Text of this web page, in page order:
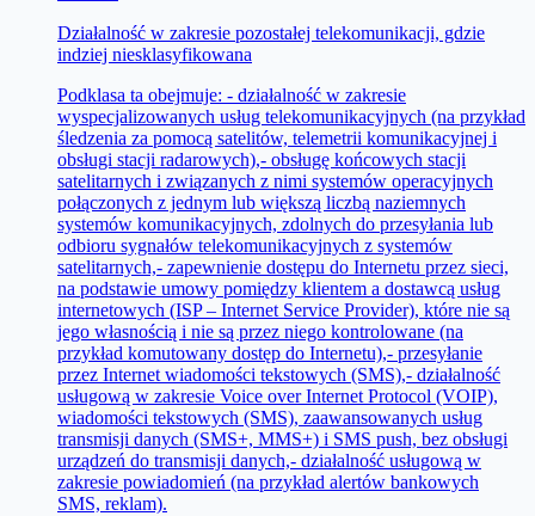
Działalność w zakresie pozostałej telekomunikacji, gdzie
indziej niesklasyfikowana
Podklasa ta obejmuje: - działalność w zakresie
wyspecjalizowanych usług telekomunikacyjnych (na przykład
śledzenia za pomocą satelitów, telemetrii komunikacyjnej i
obsługi stacji radarowych),- obsługę końcowych stacji
satelitarnych i związanych z nimi systemów operacyjnych
połączonych z jednym lub większą liczbą naziemnych
systemów komunikacyjnych, zdolnych do przesyłania lub
odbioru sygnałów telekomunikacyjnych z systemów
satelitarnych,- zapewnienie dostępu do Internetu przez sieci,
na podstawie umowy pomiędzy klientem a dostawcą usług
internetowych (ISP – Internet Service Provider), które nie są
jego własnością i nie są przez niego kontrolowane (na
przykład komutowany dostęp do Internetu),- przesyłanie
przez Internet wiadomości tekstowych (SMS),- działalność
usługową w zakresie Voice over Internet Protocol (VOIP),
wiadomości tekstowych (SMS), zaawansowanych usług
transmisji danych (SMS+, MMS+) i SMS push, bez obsługi
urządzeń do transmisji danych,- działalność usługową w
zakresie powiadomień (na przykład alertów bankowych
SMS, reklam).